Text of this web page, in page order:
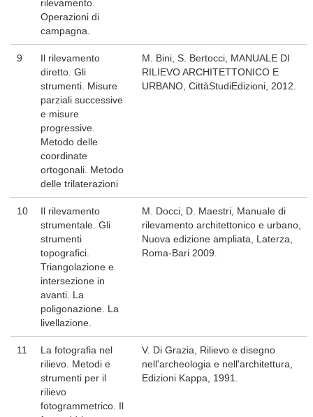
rilevamento.
Operazioni di
campagna.
9
Il rilevamento
diretto. Gli
strumenti. Misure
parziali successive
e misure
progressive.
Metodo delle
coordinate
ortogonali. Metodo
delle trilaterazioni
M. Bini, S. Bertocci, MANUALE DI
RILIEVO ARCHITETTONICO E
URBANO, CittàStudiEdizioni, 2012.
10
Il rilevamento
strumentale. Gli
strumenti
topografici.
Triangolazione e
intersezione in
avanti. La
poligonazione. La
livellazione.
M. Docci, D. Maestri, Manuale di
rilevamento architettonico e urbano,
Nuova edizione ampliata, Laterza,
Roma-Bari 2009.
11
La fotografia nel
rilievo. Metodi e
strumenti per il
rilievo
fotogrammetrico. Il
V. Di Grazia, Rilievo e disegno
nell'archeologia e nell'architettura,
Edizioni Kappa, 1991.